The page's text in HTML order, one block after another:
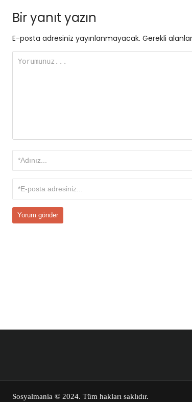
Bir yanıt yazın
E-posta adresiniz yayınlanmayacak. Gerekli alanlar
Sosyalmania © 2024. Tüm hakları saklıdır.